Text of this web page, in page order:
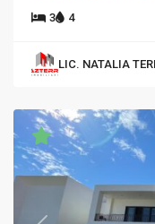
3 4
LIC. NATALIA